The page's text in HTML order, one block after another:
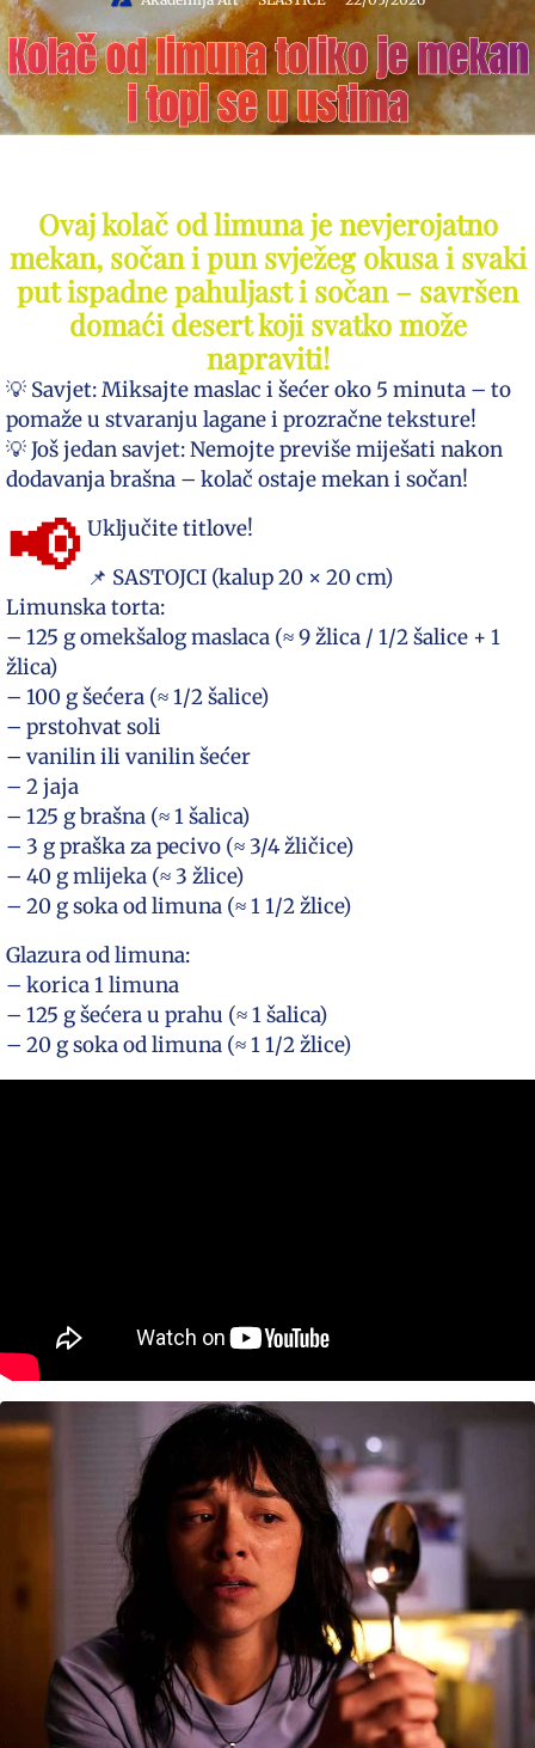
Kolač od limuna toliko je mekan
i topi se u ustima
Ovaj kolač od limuna je nevjerojatno
mekan, sočan i pun svježeg okusa i svaki
put ispadne pahuljast i sočan – savršen
domaći desert koji svatko može
napraviti!
💡 Savjet: Miksajte maslac i šećer oko 5 minuta – to
pomaže u stvaranju lagane i prozračne teksture!
💡 Još jedan savjet: Nemojte previše miješati nakon
dodavanja brašna – kolač ostaje mekan i sočan!
📢 Uključite titlove!
📌 SASTOJCI (kalup 20 × 20 cm)
Limunska torta:
– 125 g omekšalog maslaca (≈ 9 žlica / 1/2 šalice + 1
žlica)
– 100 g šećera (≈ 1/2 šalice)
– prstohvat soli
– vanilin ili vanilin šećer
– 2 jaja
– 125 g brašna (≈ 1 šalica)
– 3 g praška za pecivo (≈ 3/4 žličice)
– 40 g mlijeka (≈ 3 žlice)
– 20 g soka od limuna (≈ 1 1/2 žlice)
Glazura od limuna:
– korica 1 limuna
– 125 g šećera u prahu (≈ 1 šalica)
– 20 g soka od limuna (≈ 1 1/2 žlice)